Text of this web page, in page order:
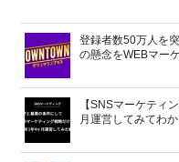
登録者数50万人を
の懸念をWEBマー
【SNSマーケティ
月運営してみてわ